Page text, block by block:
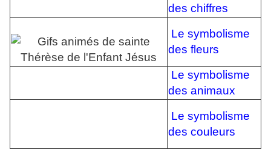
des chiffres
Le symbolisme
des fleurs
Le symbolisme
des animaux
Le symbolisme
des couleurs